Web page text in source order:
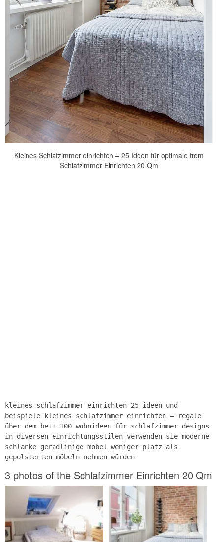
Kleines Schlafzimmer einrichten – 25 Ideen für optimale from
Schlafzimmer Einrichten 20 Qm
kleines schlafzimmer einrichten 25 ideen und
beispiele kleines schlafzimmer einrichten – regale
über dem bett 100 wohnideen für schlafzimmer designs
in diversen einrichtungsstilen verwenden sie moderne
schlanke geradlinige möbel weniger platz als
gepolsterten möbeln nehmen würden
3 photos of the Schlafzimmer Einrichten 20 Qm